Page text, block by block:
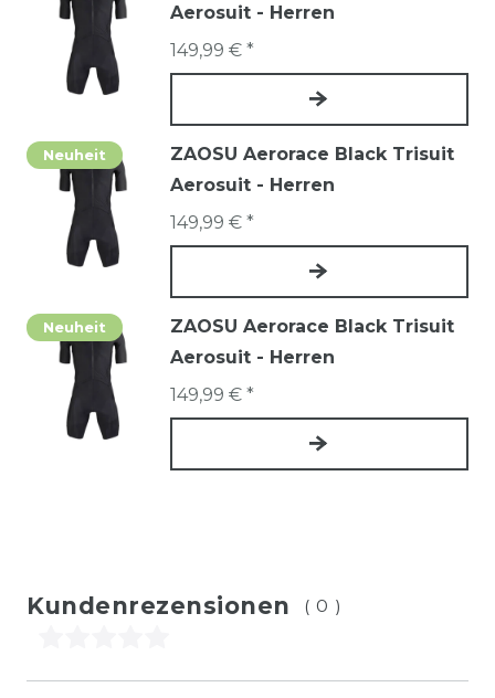
Aerosuit - Herren
149,99 € *
Neuheit
ZAOSU Aerorace Black Trisuit
Aerosuit - Herren
149,99 € *
Neuheit
ZAOSU Aerorace Black Trisuit
Aerosuit - Herren
149,99 € *
Kundenrezensionen (0)